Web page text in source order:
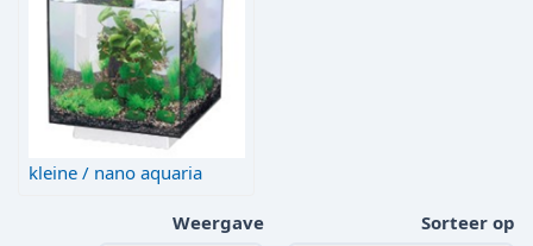
kleine / nano aquaria
Weergave Sorteer op